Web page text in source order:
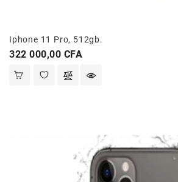
Iphone 11 Pro, 512gb.
Prix
322 000,00 CFA